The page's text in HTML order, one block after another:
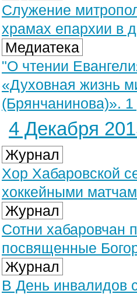
Служение
храмах епархии в
Медиатека
"О чтении
«Духовная жизнь
(Брянчанинова)». 1
4 Декабря
Журнал
Хор Хабаровской
хоккейными
Журнал
Сотни хабаровчан
посвященные
Журнал
В День инвалидов